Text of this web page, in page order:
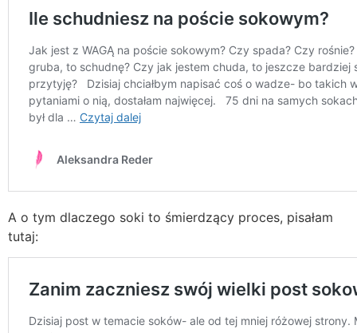
A o tym dlaczego soki to śmierdzący proces, pisałam
tutaj: